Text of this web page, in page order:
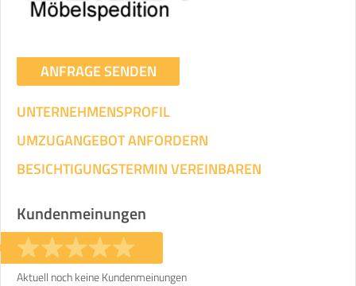
ANFRAGE SENDEN
UNTERNEHMENSPROFIL
UMZUGANGEBOT ANFORDERN
BESICHTIGUNGSTERMIN VEREINBAREN
Kundenmeinungen
Aktuell noch keine Kundenmeinungen